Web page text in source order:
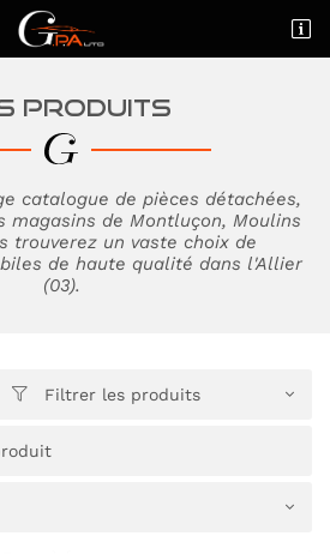

PRODUITS
catalogue de pièces détachées,
magasins de Montluçon, Moulins
trouverez un vaste choix de
de haute qualité dans l'Allier
(03).
 Filtrer les produits